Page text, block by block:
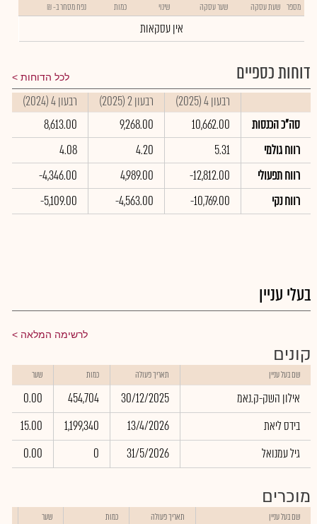
מספר שעת עסקה שער עסקה שינוי כמות נפח מסחר ב- ₪
אין עסקאות
דוחות כספיים לכל הדוחות
רבעון 4 (2025) רבעון 2 (2025) רבעון 4 (2024)
סה"כ הכנסות
10,662.00
9,268.00
8,613.00
רווח גולמי
5.31
4.20
4.08
רווח תפעולי
-12,812.00
4,989.00
-4,346.00
רווח נקי
-10,769.00
-4,563.00
-5,109.00
בעלי עניין
לרשימה המלאה
קונים
שם בעל עניין תאריך פעולה כמות שער
אילון השק-ק.נאמ 30/12/2025
454,704
0.00
בידס ליאת
13/4/2026
1,199,340
15.00
גיל עמנואל
31/5/2026
0
0.00
מוכרים
שם בעל עניין תאריך פעולה כמות שער